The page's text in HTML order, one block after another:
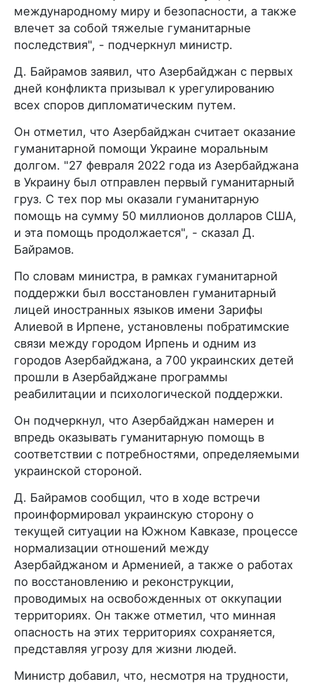
международному миру и безопасности, а также
влечет за собой тяжелые гуманитарные
последствия", - подчеркнул министр.
Д. Байрамов заявил, что Азербайджан с первых
дней конфликта призывал к урегулированию
всех споров дипломатическим путем.
Он отметил, что Азербайджан считает оказание
гуманитарной помощи Украине моральным
долгом. "27 февраля 2022 года из Азербайджана
в Украину был отправлен первый гуманитарный
груз. С тех пор мы оказали гуманитарную
помощь на сумму 50 миллионов долларов США,
и эта помощь продолжается", - сказал Д.
Байрамов.
По словам министра, в рамках гуманитарной
поддержки был восстановлен гуманитарный
лицей иностранных языков имени Зарифы
Алиевой в Ирпене, установлены побратимские
связи между городом Ирпень и одним из
городов Азербайджана, а 700 украинских детей
прошли в Азербайджане программы
реабилитации и психологической поддержки.
Он подчеркнул, что Азербайджан намерен и
впредь оказывать гуманитарную помощь в
соответствии с потребностями, определяемыми
украинской стороной.
Д. Байрамов сообщил, что в ходе встречи
проинформировал украинскую сторону о
текущей ситуации на Южном Кавказе, процессе
нормализации отношений между
Азербайджаном и Арменией, а также о работах
по восстановлению и реконструкции,
проводимых на освобожденных от оккупации
территориях. Он также отметил, что минная
опасность на этих территориях сохраняется,
представляя угрозу для жизни людей.
Министр добавил, что, несмотря на трудности,